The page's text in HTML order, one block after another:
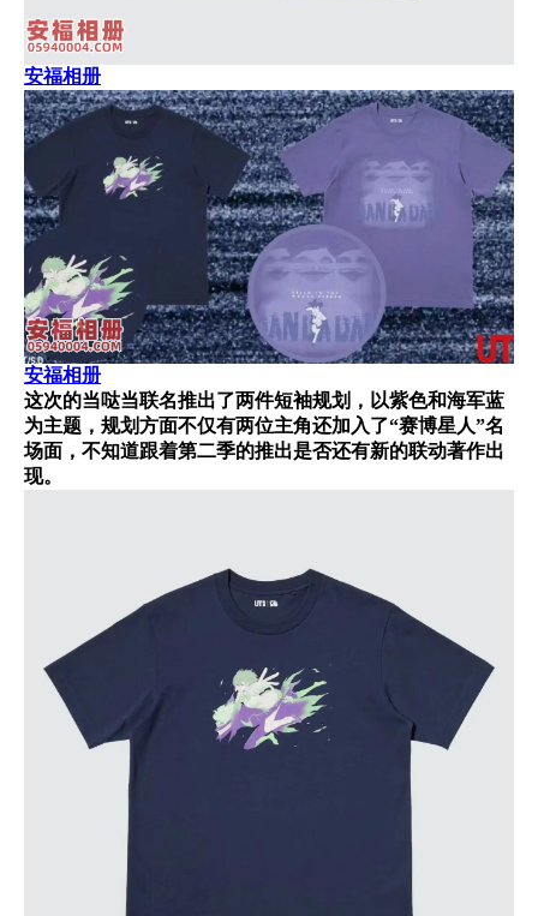
安福相册
安福相册
这次的当哒当联名推出了两件短袖规划，以紫色和海军蓝
为主题，规划方面不仅有两位主角还加入了“赛博星人”名
场面，不知道跟着第二季的推出是否还有新的联动著作出
现。